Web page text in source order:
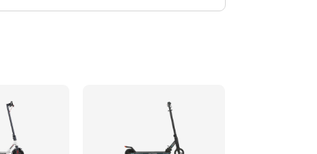
Заказать